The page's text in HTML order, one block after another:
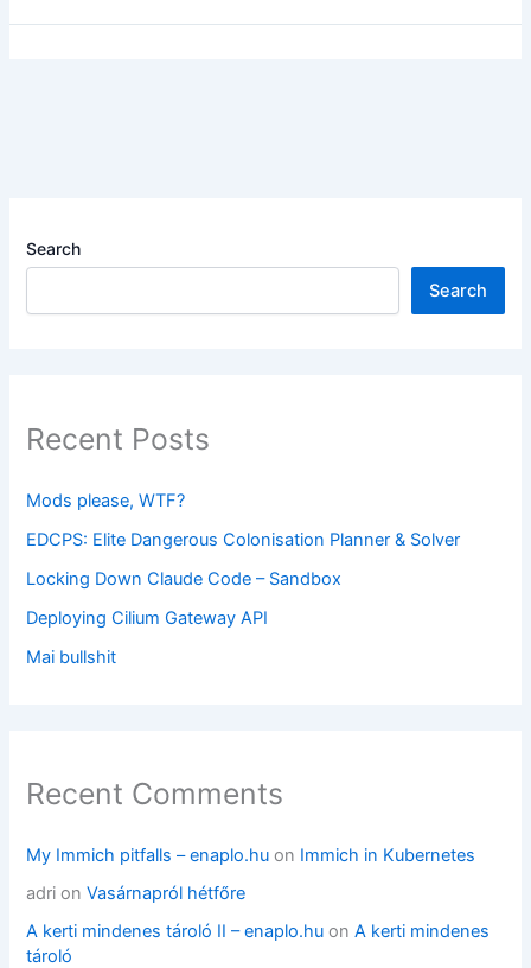
Search
Search
Recent Posts
Mods please, WTF?
EDCPS: Elite Dangerous Colonisation Planner & Solver
Locking Down Claude Code – Sandbox
Deploying Cilium Gateway API
Mai bullshit
Recent Comments
My Immich pitfalls – enaplo.hu on Immich in Kubernetes
adri onVasárnapról hétfőre
A kerti mindenes tároló II – enaplo.hu onA kerti mindenes
tároló